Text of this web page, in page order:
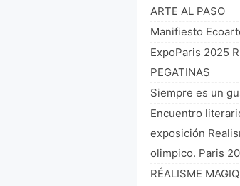
ARTE AL PASO
Manifiesto
ExpoParis 2025
PEGATINAS
Siempre es un
Encuentro
exposición
olimpico. Paris
RÉALISME